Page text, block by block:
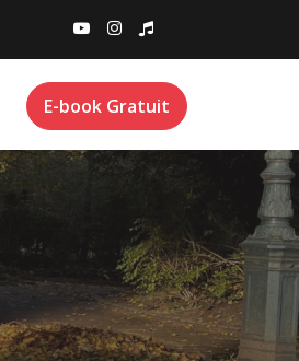
E-book Gratuit